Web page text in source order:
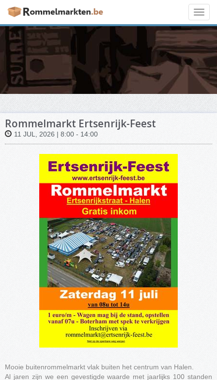
Rommelmarkt Ertsenrijk-Feest
11 JUL, 2026 | 8:00 - 14:00
Mooie buitenrommelmarkt vlak buiten het centrum van Halen.
Al jaren zijn we een gevestigde waarde met jaarlijks 100 standen